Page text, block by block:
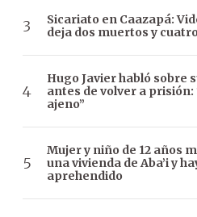
Sicariato en Caazapá:
deja dos muertos y
Hugo Javier habló sobre
antes de volver a
ajeno”
Mujer y niño de 12 años
una vivienda de Aba’i y
aprehendido